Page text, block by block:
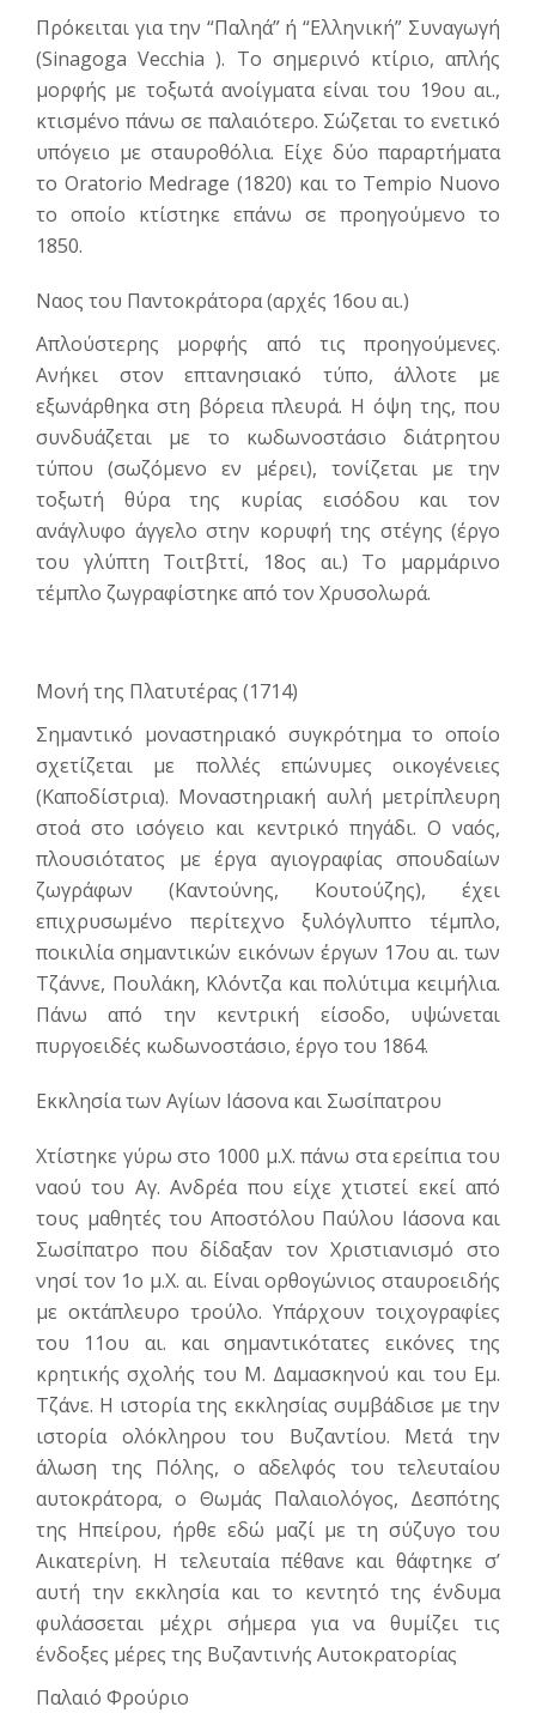
Πρόκειται για την “Παληά” ή “Ελληνική” Συναγωγή
(Sinagoga Vecchia ). Το σημερινό κτίριο, απλής
μορφής με τοξωτά ανοίγματα είναι του 19ου αι.,
κτισμένο πάνω σε παλαιότερο. Σώζεται το ενετικό
υπόγειο με σταυροθόλια. Είχε δύο παραρτήματα
το Oratorio Medrage (1820) και το Tempio Nuovo
το οποίο κτίστηκε επάνω σε προηγούμενο το
1850.
Ναος του Παντοκράτορα (αρχές 16ου αι.)
Απλούστερης μορφής από τις προηγούμενες.
Ανήκει στον επτανησιακό τύπο, άλλοτε με
εξωνάρθηκα στη βόρεια πλευρά. Η όψη της, που
συνδυάζεται με το κωδωνοστάσιο διάτρητου
τύπου (σωζόμενο εν μέρει), τονίζεται με την
τοξωτή θύρα της κυρίας εισόδου και τον
ανάγλυφο άγγελο στην κορυφή της στέγης (έργο
του γλύπτη Τοιτβττί, 18ος αι.) Το μαρμάρινο
τέμπλο ζωγραφίστηκε από τον Χρυσολωρά.
Μονή της Πλατυτέρας (1714)
Σημαντικό μοναστηριακό συγκρότημα το οποίο
σχετίζεται με πολλές επώνυμες οικογένειες
(Καποδίστρια). Μοναστηριακή αυλή μετρίπλευρη
στοά στο ισόγειο και κεντρικό πηγάδι. Ο ναός,
πλουσιότατος με έργα αγιογραφίας σπουδαίων
ζωγράφων (Καντούνης, Κουτούζης), έχει
επιχρυσωμένο περίτεχνο ξυλόγλυπτο τέμπλο,
ποικιλία σημαντικών εικόνων έργων 17ου αι. των
Τζάννε, Πουλάκη, Κλόντζα και πολύτιμα κειμήλια.
Πάνω από την κεντρική είσοδο, υψώνεται
πυργοειδές κωδωνοστάσιο, έργο του 1864.
Εκκλησία των Αγίων Ιάσονα και Σωσίπατρου
Χτίστηκε γύρω στο 1000 μ.Χ. πάνω στα ερείπια του
ναού του Αγ. Ανδρέα που είχε χτιστεί εκεί από
τους μαθητές του Αποστόλου Παύλου Ιάσονα και
Σωσίπατρο που δίδαξαν τον Χριστιανισμό στο
νησί τον 1ο μ.Χ. αι. Είναι ορθογώνιος σταυροειδής
με οκτάπλευρο τρούλο. Υπάρχουν τοιχογραφίες
του 11ου αι. και σημαντικότατες εικόνες της
κρητικής σχολής του Μ. Δαμασκηνού και του Εμ.
Τζάνε. Η ιστορία της εκκλησίας συμβάδισε με την
ιστορία ολόκληρου του Βυζαντίου. Μετά την
άλωση της Πόλης, ο αδελφός του τελευταίου
αυτοκράτορα, ο Θωμάς Παλαιολόγος, Δεσπότης
της Ηπείρου, ήρθε εδώ μαζί με τη σύζυγο του
Αικατερίνη. Η τελευταία πέθανε και θάφτηκε σ’
αυτή την εκκλησία και το κεντητό της ένδυμα
φυλάσσεται μέχρι σήμερα για να θυμίζει τις
ένδοξες μέρες της Βυζαντινής Αυτοκρατορίας
Παλαιό Φρούριο